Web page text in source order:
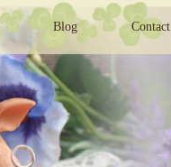
Blog Contact